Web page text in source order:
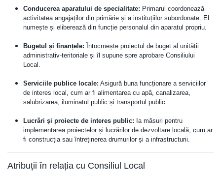
Conducerea aparatului de specialitate: Primarul coordonează
activitatea angajaților din primărie și a instituțiilor subordonate. El
numește și eliberează din funcție personalul din aparatul propriu.
Bugetul și finanțele: Întocmește proiectul de buget al unității
administrativ-teritoriale și îl supune spre aprobare Consiliului
Local.
Serviciile publice locale: Asigură buna funcționare a serviciilor
de interes local, cum ar fi alimentarea cu apă, canalizarea,
salubrizarea, iluminatul public și transportul public.
Lucrări și proiecte de interes public: Ia măsuri pentru
implementarea proiectelor și lucrărilor de dezvoltare locală, cum ar
fi construcția sau întreținerea drumurilor și a infrastructurii.
Atribuții în relația cu Consiliul Local